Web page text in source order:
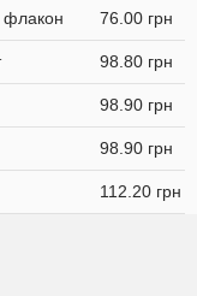
флакон 76.00 грн
98.80 грн
98.90 грн
98.90 грн
112.20 грн